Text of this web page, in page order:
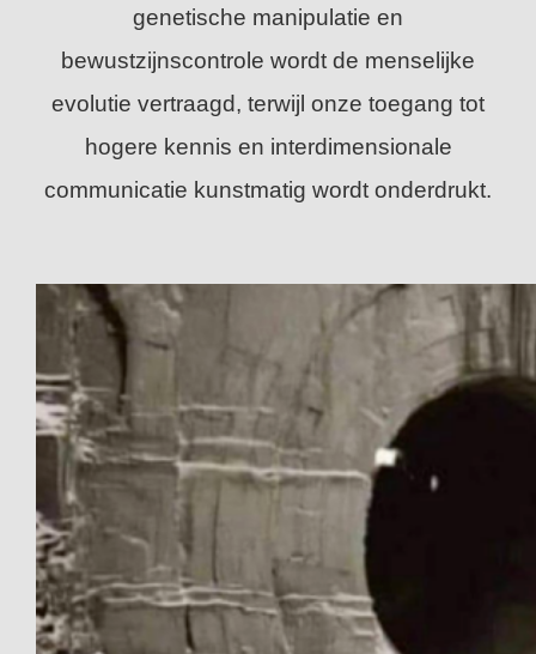
genetische manipulatie en
bewustzijnscontrole wordt de menselijke
evolutie vertraagd, terwijl onze toegang tot
hogere kennis en interdimensionale
communicatie kunstmatig wordt onderdrukt.